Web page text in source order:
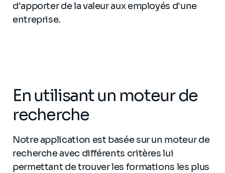
d'apporter de la valeur aux employés d'une
entreprise.
En utilisant un moteur de
recherche
Notre application est basée sur un moteur de
recherche avec différents critères lui
permettant de trouver les formations les plus